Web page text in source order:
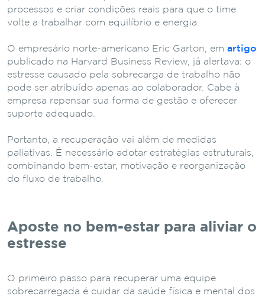
processos e criar condições reais para que o time
volte a trabalhar com equilíbrio e energia.
O empresário norte-americano Eric Garton, em artigo
publicado na Harvard Business Review, já alertava: o
estresse causado pela sobrecarga de trabalho não
pode ser atribuído apenas ao colaborador. Cabe à
empresa repensar sua forma de gestão e oferecer
suporte adequado.
Portanto, a recuperação vai além de medidas
paliativas. É necessário adotar estratégias estruturais,
combinando bem-estar, motivação e reorganização
do fluxo de trabalho.
Aposte no bem-estar para aliviar o
estresse
O primeiro passo para recuperar uma equipe
sobrecarregada é cuidar da saúde física e mental dos